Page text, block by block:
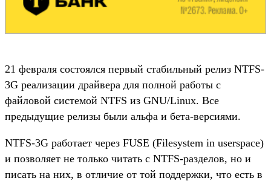
21 февраля состоялся первый стабильный релиз NTFS-
3G реализации драйвера для полной работы с
файловой системой NTFS из GNU/Linux. Все
предыдущие релизы были альфа и бета-версиями.
NTFS-3G работает через FUSE (Filesystem in userspace)
и позволяет не только читать с NTFS-разделов, но и
писать на них, в отличие от той поддержки, что есть в